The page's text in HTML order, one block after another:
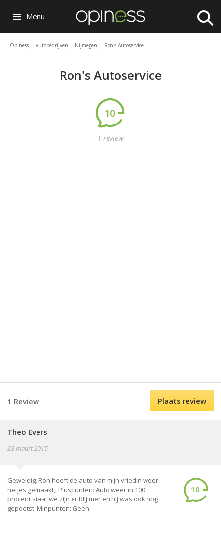
Menu
Opiness Autobedrijven Nijmegen Ron's Autoservice
Ron's Autoservice
10
1 review
1 Review Plaats review
Theo Evers
23 maart 2015
Geweldig. Ron heeft de auto van mijn vriedin weer
netjes gemaakt,. Pluspunten: Auto weer in 100
procent staat we zijn er blij mer en hij was ook nog
gepoetst. Minpunten: Geen.
10